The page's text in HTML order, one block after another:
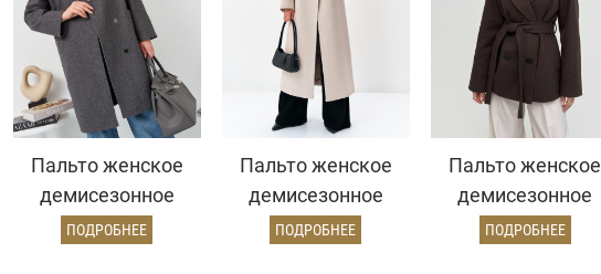
Пальто женское
демисезонное
25885 (серый
ПОДРОБНЕЕ
Пальто женское
демисезонное
26895 (бежевый/
ПОДРОБНЕЕ
Пальто женское
демисезонное
27220 (шоколад/
ПОДРОБНЕЕ